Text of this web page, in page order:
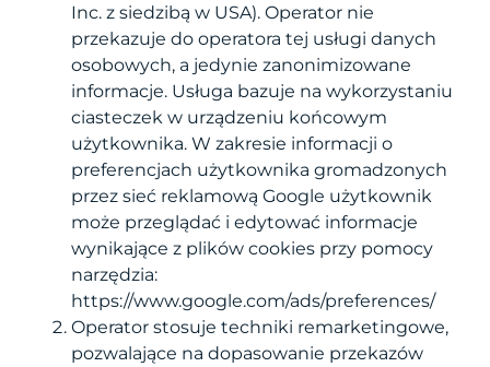
Inc. z siedzibą w USA). Operator nie
przekazuje do operatora tej usługi danych
osobowych, a jedynie zanonimizowane
informacje. Usługa bazuje na wykorzystaniu
ciasteczek w urządzeniu końcowym
użytkownika. W zakresie informacji o
preferencjach użytkownika gromadzonych
przez sieć reklamową Google użytkownik
może przeglądać i edytować informacje
wynikające z plików cookies przy pomocy
narzędzia:
https://www.google.com/ads/preferences/
Operator stosuje techniki remarketingowe,
pozwalające na dopasowanie przekazów